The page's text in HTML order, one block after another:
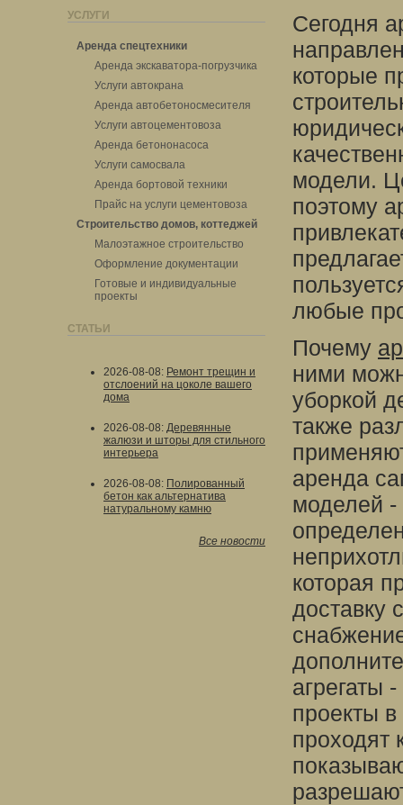
УСЛУГИ
Аренда спецтехники
Аренда экскаватора-погрузчика
Услуги автокрана
Аренда автобетоносмесителя
Услуги автоцементовоза
Аренда бетононасоса
Услуги самосвала
Аренда бортовой техники
Прайс на услуги цементовоза
Строительство домов, коттеджей
Малоэтажное строительство
Оформление документации
Готовые и индивидуальные
проекты
СТАТЬИ
2026-08-08: Ремонт трещин и
отслоений на цоколе вашего
дома
2026-08-08: Деревянные
жалюзи и шторы для стильного
интерьера
2026-08-08: Полированный
бетон как альтернатива
натуральному камню
Все новости
Сегодня
которые
модели.
поэтому
любые
Почему
ними
уборкой
также
аренда
моделей -
которая
доставку
агрегаты
проекты
проходят